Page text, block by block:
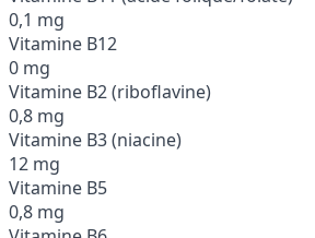
0,1 mg
Vitamine B12
0 mg
Vitamine B2 (riboflavine)
0,8 mg
Vitamine B3 (niacine)
12 mg
Vitamine B5
0,8 mg